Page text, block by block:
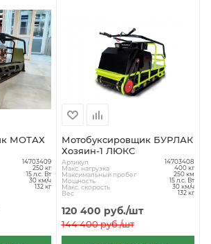
МОТАХ
14703409
250 кг
15 л.с. Вт
30 км/ч
132 кг
Мотобуксировщик БУРЛАК
Хозяин-1 ЛЮКС
Артикул 14703408
Макс. нагрузка 400 кг
Максимальный пробег 250 км
Мощность 15 л.с. Вт
Макс. скорость 30 км/ч
Вес 132 кг
120 400 руб./шт
144 400руб./шт